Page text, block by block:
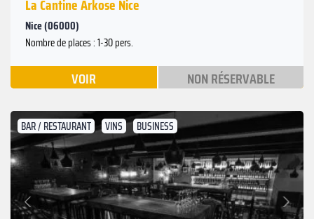
La Cantine Arkose Nice
Nice (06000)
Nombre de places : 1-30 pers.
VOIR NON RÉSERVABLE
BAR / RESTAURANT VINS BUSINESS
Précédent
Suivant